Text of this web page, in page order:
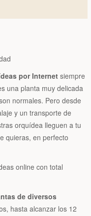
por Internetsiempre
una planta muy delicada
normales. Pero desde
y un transporte de
orquídea lleguen a tu
quieras, en perfecto
online con total
de diversos
hasta alcanzar los 12